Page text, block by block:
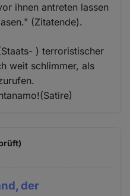
ihnen antreten lassen
(Zitatende).
) terroristischer
weit schlimmer, als
der